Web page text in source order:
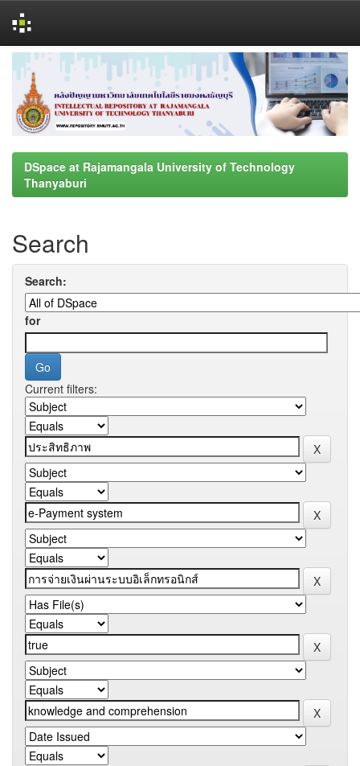
navigation
DSpace at Rajamangala University of Technology
Thanyaburi
Search
Search:
for
Current filters: